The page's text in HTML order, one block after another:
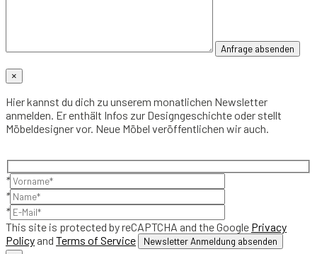
×
Hier kannst du dich zu unserem monatlichen Newsletter
anmelden. Er enthält Infos zur Designgeschichte oder stellt
Möbeldesigner vor. Neue Möbel veröffentlichen wir auch.
*
*
*
This site is protected by reCAPTCHA and the Google Privacy
Policy and Terms of Service